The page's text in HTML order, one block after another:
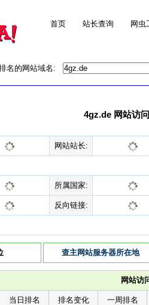
首页 站长查询 网虫
名的网站域名:
4gz.de 网站访
网站站长:
所属国家:
反向链接:
查主网站服务器所在地
网站访
当日排名 排名变化 一周排名